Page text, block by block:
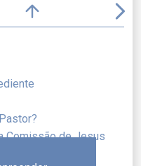
arrow_upward arrow_forward_ios
Comissão de Jesus